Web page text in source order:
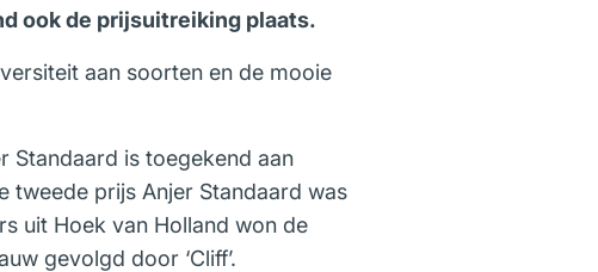
ook de prijsuitreiking plaats.
aan soorten en de mooie
Standaard is toegekend aan
tweede prijs Anjer Standaard was
uit Hoek van Holland won de
gevolgd door ‘Cliff’.